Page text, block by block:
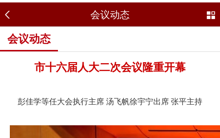
会议动态
会议动态
市十六届人大二次会议隆重开幕
彭佳学等任大会执行主席 汤飞帆徐宇宁出席 张平主持